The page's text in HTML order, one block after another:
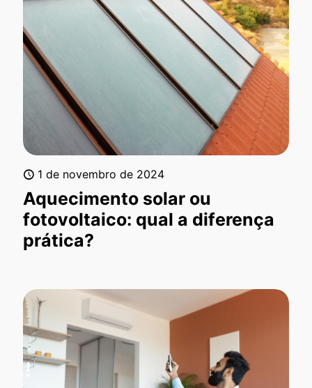
1 de novembro de 2024
Aquecimento solar ou
fotovoltaico: qual a diferença
prática?